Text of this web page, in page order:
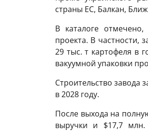
страны ЕС, Балкан,
В каталоге
проекта. В частности,
29 тыс. т картофеля в
вакуумной упаковки
Строительство завода
в 2028 году.
После выхода на
выручки и $17,7 млн.